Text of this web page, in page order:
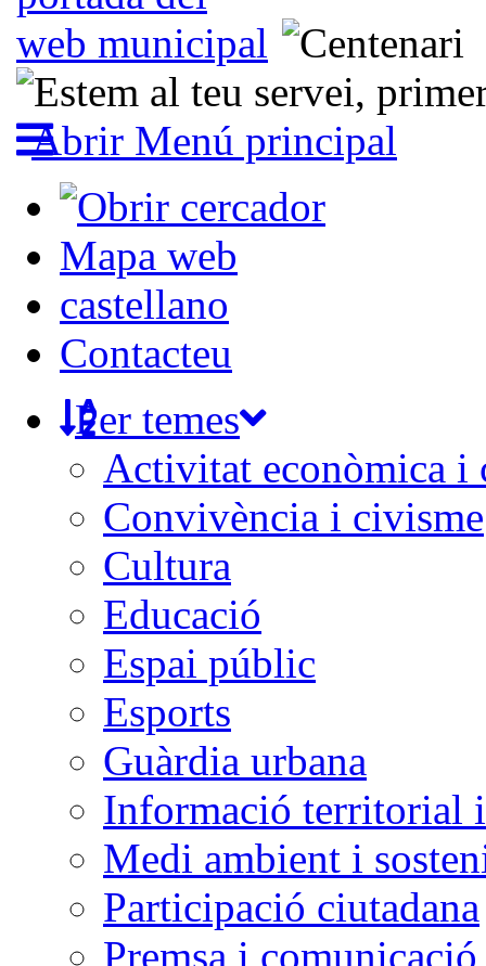
Abrir Menú principal
Mapa web
castellano
Contacteu
Per temes
Activitat econòmica i
Convivència i civisme
Cultura
Educació
Espai públic
Esports
Guàrdia urbana
Informació territorial
Medi ambient i
Participació ciutadana
Premsa i comunicació